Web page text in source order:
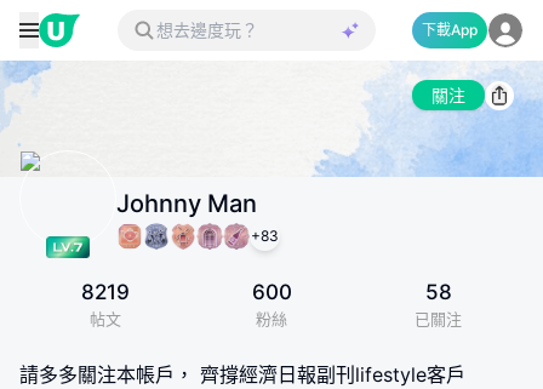
下載App
關注
Johnny Man
+83
8219
帖文
600
粉絲
58
已關注
請多多關注本帳戶， 齊撐經濟日報副刊lifestyle客戶